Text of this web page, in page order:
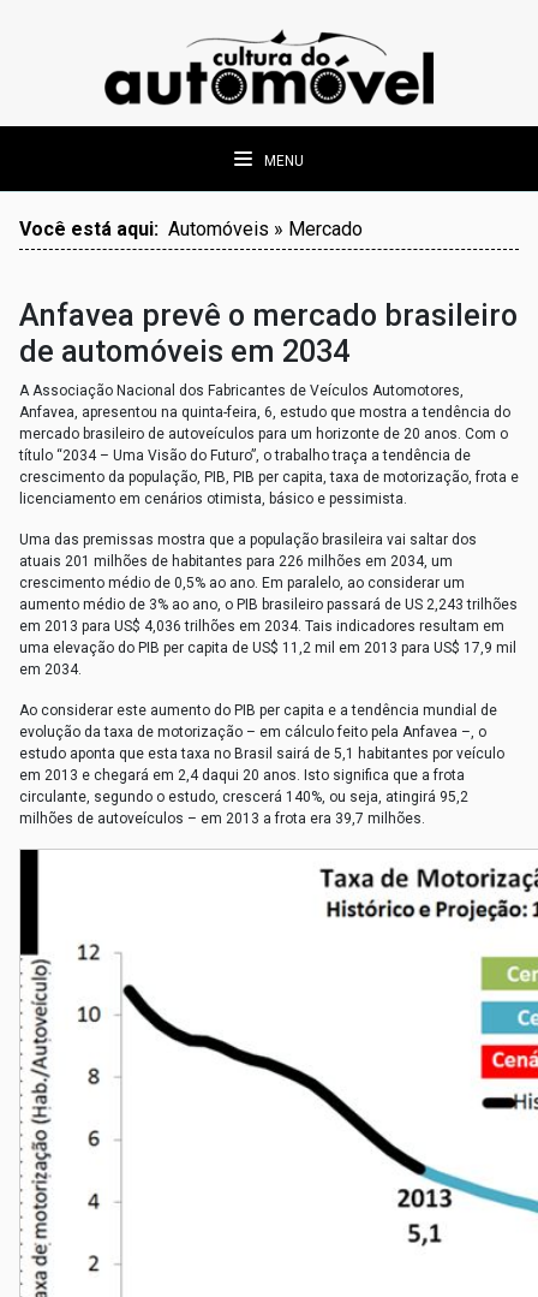
MENU
Você está aqui: Automóveis » Mercado
Anfavea prevê o mercado brasileiro
de automóveis em 2034
A Associação Nacional dos Fabricantes de Veículos Automotores,
Anfavea, apresentou na quinta-feira, 6, estudo que mostra a tendência do
mercado brasileiro de autoveículos para um horizonte de 20 anos. Com o
título “2034 – Uma Visão do Futuro”, o trabalho traça a tendência de
crescimento da população, PIB, PIB per capita, taxa de motorização, frota e
licenciamento em cenários otimista, básico e pessimista.
Uma das premissas mostra que a população brasileira vai saltar dos
atuais 201 milhões de habitantes para 226 milhões em 2034, um
crescimento médio de 0,5% ao ano. Em paralelo, ao considerar um
aumento médio de 3% ao ano, o PIB brasileiro passará de US 2,243 trilhões
em 2013 para US$ 4,036 trilhões em 2034. Tais indicadores resultam em
uma elevação do PIB per capita de US$ 11,2 mil em 2013 para US$ 17,9 mil
em 2034.
Ao considerar este aumento do PIB per capita e a tendência mundial de
evolução da taxa de motorização – em cálculo feito pela Anfavea –, o
estudo aponta que esta taxa no Brasil sairá de 5,1 habitantes por veículo
em 2013 e chegará em 2,4 daqui 20 anos. Isto significa que a frota
circulante, segundo o estudo, crescerá 140%, ou seja, atingirá 95,2
milhões de autoveículos – em 2013 a frota era 39,7 milhões.